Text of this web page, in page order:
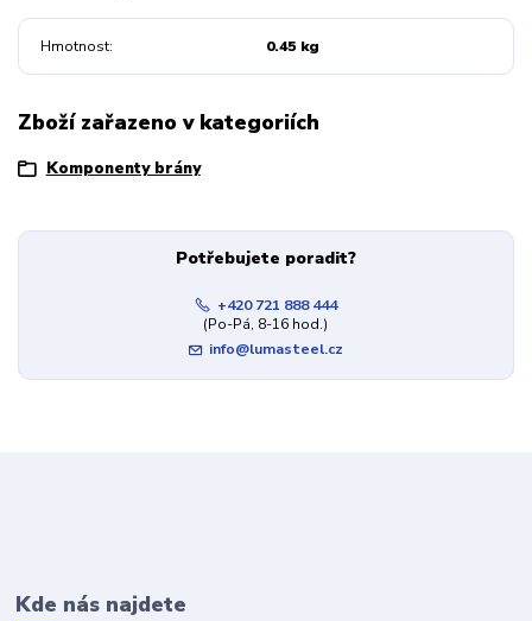
Hmotnost 0.45 kg
Zboží zařazeno v kategoriích
Komponenty brány
Potřebujete poradit?
+420 721 888 444
(Po-Pá, 8-16 hod.)
info@lumasteel.cz
Kde nás najdete